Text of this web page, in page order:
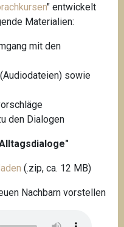
"entwickelt
Materialien:
mit den
sowie
den Dialogen
(.zip, ca. 12 MB)
Nachbarn vorstellen